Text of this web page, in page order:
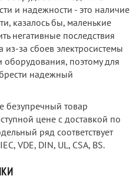
и надежности - это наличие
казалось бы, маленькие
негативные последствия
за сбоев электросистемы
поэтому для
надежный
безупречный товар
цене с доставкой по
ряд соответствует
VDE, DIN, UL, CSA, BS.